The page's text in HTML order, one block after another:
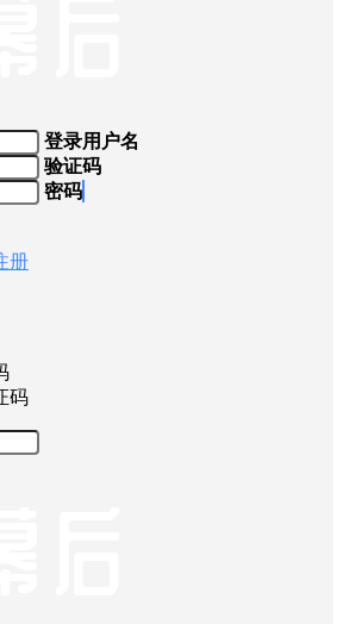
登录用户名
验证码
密码
册
码